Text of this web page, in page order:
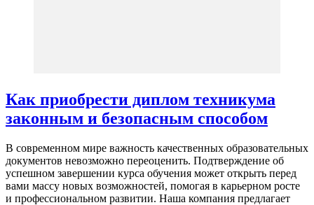
Как приобрести диплом техникума
законным и безопасным способом
В современном мире важность качественных образовательных
документов невозможно переоценить. Подтверждение об
успешном завершении курса обучения может открыть перед
вами массу новых возможностей, помогая в карьерном росте
и профессиональном развитии. Наша компания предлагает